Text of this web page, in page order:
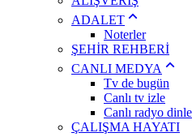
ADALET
Noterler
ŞEHİR REHBERİ
CANLI MEDYA
Tv de bugün
Canlı tv izle
Canlı radyo dinle
ÇALIŞMA HAYATI